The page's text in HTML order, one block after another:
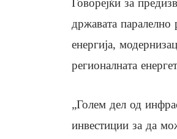
Говорејќи за
државата
енергија,
регионалната
„Голем дел од
инвестиции за да